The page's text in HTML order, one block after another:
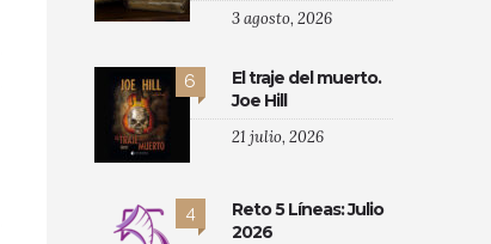
3 agosto, 2026
6
El traje del muerto.
Joe Hill
21 julio, 2026
4
Reto 5 Líneas: Julio
2026